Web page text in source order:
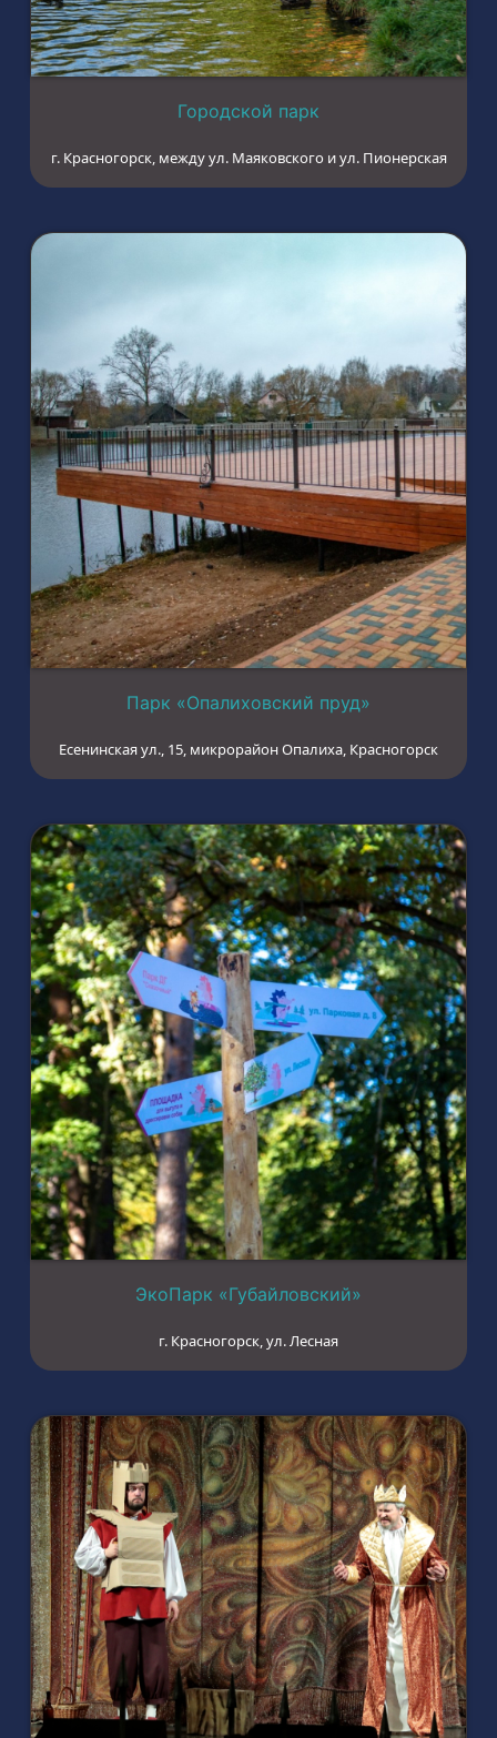
Городской парк
г. Красногорск, между ул. Маяковского и ул. Пионерская
Парк «Опалиховский пруд»
Есенинская ул., 15, микрорайон Опалиха, Красногорск
ЭкоПарк «Губайловский»
г. Красногорск, ул. Лесная